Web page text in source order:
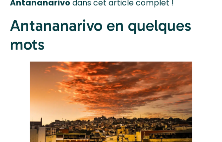
Antananarivo dans cet article complet !
Antananarivo en quelques
mots